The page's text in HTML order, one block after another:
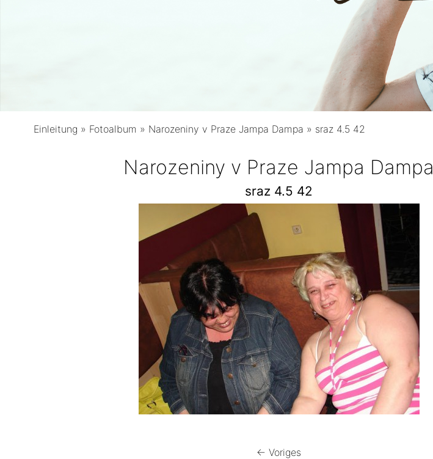
Einleitung » Fotoalbum » Narozeniny v Praze Jampa Dampa » sraz 4.5 42
Narozeniny v Praze Jampa Dampa
sraz 4.5 42
← Voriges